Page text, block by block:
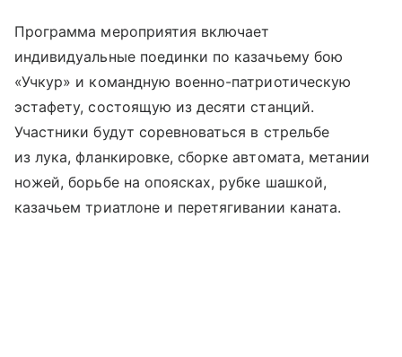
Программа мероприятия включает
индивидуальные поединки по казачьему бою
«Учкур» и командную военно-патриотическую
эстафету, состоящую из десяти станций.
Участники будут соревноваться в стрельбе
из лука, фланкировке, сборке автомата, метании
ножей, борьбе на опоясках, рубке шашкой,
казачьем триатлоне и перетягивании каната.